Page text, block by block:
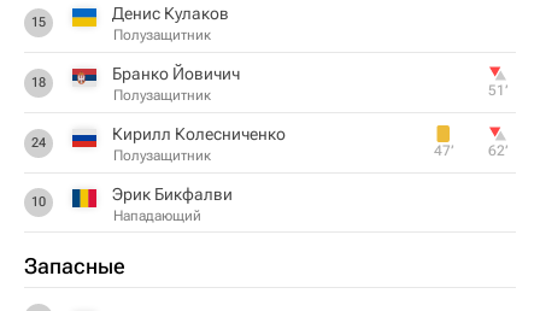
15 Денис Кулаков
Полузащитник
18 Бранко Йовичич
Полузащитник 51‎’‎
24 Кирилл Колесниченко
Полузащитник 47‎’‎ 62‎’‎
10 Эрик Бикфалви
Нападающий
Запасные